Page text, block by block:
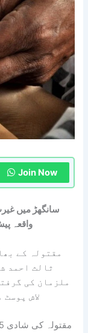
Join Now
سانگھڑ میں
واقعہ پیش آیا
مقتولہ کے
ثالث احمد
ملزمان کی
لاش